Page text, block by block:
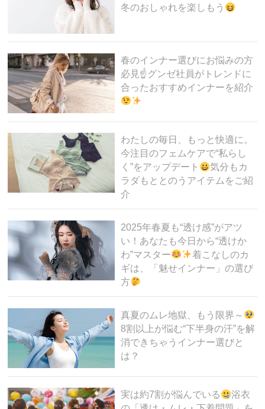
冬のおしゃれを楽しもう
春のインナー選びにお悩みの方
必見☝ グンゼ社員がトレンドに
合ったおすすめインナーを紹介
わたしの毎日、もっと快適に。
今注目のフェムケアで“私らし
く”をアップデート
気分もカ
ラダもととのうアイテムをご紹
介
2025年春夏も“透け感”がアツ
い！あなたも今日から“透けか
わ”マスター
着こなしのカ
ギは、「魅せインナー」の選び
方
真夏のムレ地獄、もう限界～
8割以上が悩む“下半身の汗”を解
消できちゃうインナー選びと
は？
実は約7割が悩んでいる
浴衣